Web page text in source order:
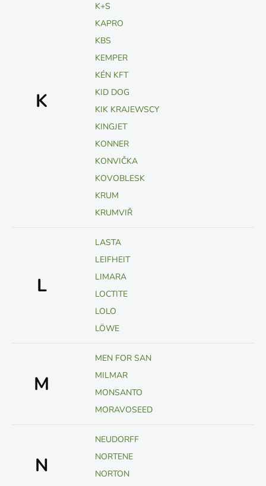
K
K+S
KAPRO
KBS
KEMPER
KÉN KFT
KID DOG
KIK KRAJEWSCY
KINGJET
KONNER
KONVIČKA
KOVOBLESK
KRUM
KRUMVIŘ
L
LASTA
LEIFHEIT
LIMARA
LOCTITE
LOLO
LÖWE
M
MEN FOR SAN
MILMAR
MONSANTO
MORAVOSEED
N
NEUDORFF
NORTENE
NORTON